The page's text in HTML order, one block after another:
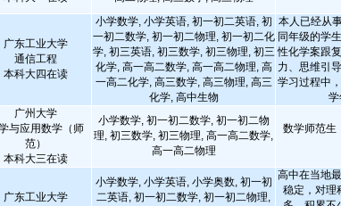
广东工业大学
通信工程
本科大四在读
小学数学, 小学英语, 初一初二英语, 初
一初二数学, 初一初二物理, 初一初二化
学, 初三英语, 初三数学, 初三物理, 初三
化学, 高一高二数学, 高一高二物理, 高
一高二化学, 高三数学, 高三物理, 高三
化学, 高中生物
本人已经从
同年级的学
性化学案跟
力、思维引
学习过程中
学
广州大学
与应用数学（师
范）
本科大三在读
小学数学, 初一初二数学, 初一初二物
理, 初三数学, 初三物理, 高一高二数学,
高一高二物理
数学师范生
广东工业大学
小学数学, 小学英语, 小学奥数, 初一初
二英语, 初一初二数学, 初一初二物理,
高中在当地
稳定，对理